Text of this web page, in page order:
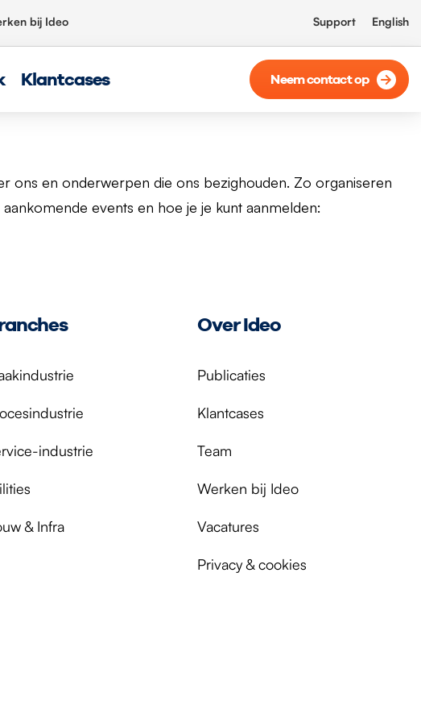
bij Ideo Support English
Klantcases Neem contact op
ons en onderwerpen die ons bezighouden. Zo organiseren
events en hoe je je kunt aanmelden:
industrie
& Infra
Over Ideo
Publicaties
Klantcases
Team
Werken bij Ideo
Vacatures
Privacy & cookies